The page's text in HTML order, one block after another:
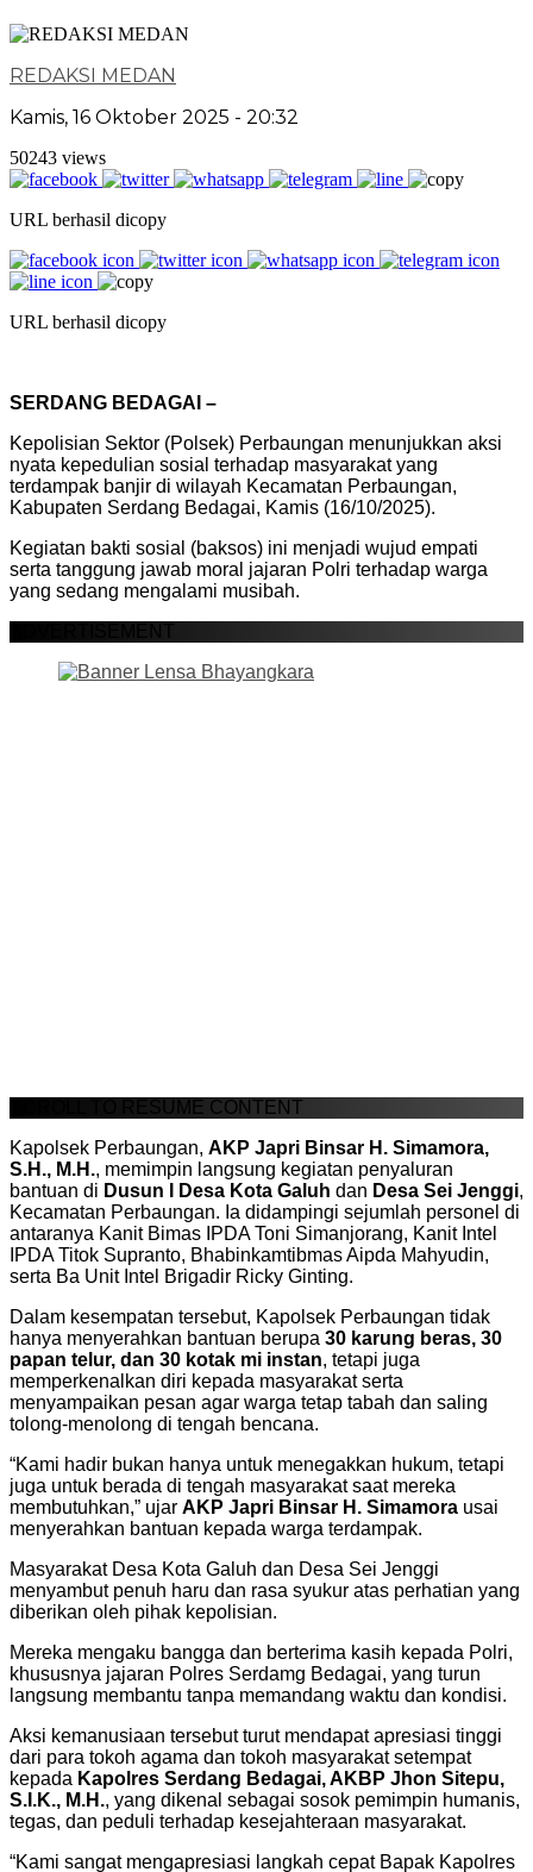
REDAKSI MEDAN
Kamis, 16 Oktober 2025 - 20:32
50243 views
URL berhasil dicopy
URL berhasil dicopy
SERDANG BEDAGAI –
Kepolisian Sektor (Polsek) Perbaungan menunjukkan aksi
nyata kepedulian sosial terhadap masyarakat yang
terdampak banjir di wilayah Kecamatan Perbaungan,
Kabupaten Serdang Bedagai, Kamis (16/10/2025).
Kegiatan bakti sosial (baksos) ini menjadi wujud empati
serta tanggung jawab moral jajaran Polri terhadap warga
yang sedang mengalami musibah.
ADVERTISEMENT
SCROLL TO RESUME CONTENT
Kapolsek Perbaungan, AKP Japri Binsar H. Simamora,
S.H., M.H., memimpin langsung kegiatan penyaluran
bantuan di Dusun I Desa Kota Galuh dan Desa Sei Jenggi,
Kecamatan Perbaungan. Ia didampingi sejumlah personel di
antaranya Kanit Bimas IPDA Toni Simanjorang, Kanit Intel
IPDA Titok Supranto, Bhabinkamtibmas Aipda Mahyudin,
serta Ba Unit Intel Brigadir Ricky Ginting.
Dalam kesempatan tersebut, Kapolsek Perbaungan tidak
hanya menyerahkan bantuan berupa 30 karung beras, 30
papan telur, dan 30 kotak mi instan, tetapi juga
memperkenalkan diri kepada masyarakat serta
menyampaikan pesan agar warga tetap tabah dan saling
tolong-menolong di tengah bencana.
“Kami hadir bukan hanya untuk menegakkan hukum, tetapi
juga untuk berada di tengah masyarakat saat mereka
membutuhkan,” ujar AKP Japri Binsar H. Simamora usai
menyerahkan bantuan kepada warga terdampak.
Masyarakat Desa Kota Galuh dan Desa Sei Jenggi
menyambut penuh haru dan rasa syukur atas perhatian yang
diberikan oleh pihak kepolisian.
Mereka mengaku bangga dan berterima kasih kepada Polri,
khususnya jajaran Polres Serdamg Bedagai, yang turun
langsung membantu tanpa memandang waktu dan kondisi.
Aksi kemanusiaan tersebut turut mendapat apresiasi tinggi
dari para tokoh agama dan tokoh masyarakat setempat
kepada Kapolres Serdang Bedagai, AKBP Jhon Sitepu,
S.I.K., M.H., yang dikenal sebagai sosok pemimpin humanis,
tegas, dan peduli terhadap kesejahteraan masyarakat.
“Kami sangat mengapresiasi langkah cepat Bapak Kapolres